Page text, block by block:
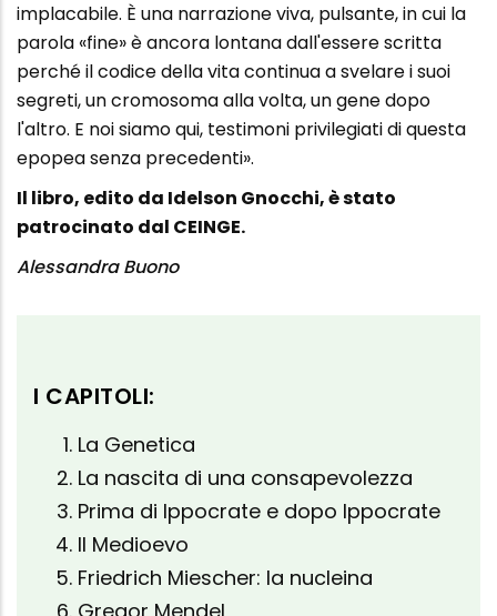
implacabile. È una narrazione viva, pulsante, in cui la
parola «fine» è ancora lontana dall'essere scritta
perché il codice della vita continua a svelare i suoi
segreti, un cromosoma alla volta, un gene dopo
l'altro. E noi siamo qui, testimoni privilegiati di questa
epopea senza precedenti».
Il libro, edito da Idelson Gnocchi, è stato
patrocinato dal CEINGE.
Alessandra Buono
I CAPITOLI:
La Genetica
La nascita di una consapevolezza
Prima di Ippocrate e dopo Ippocrate
Il Medioevo
Friedrich Miescher: la nucleina